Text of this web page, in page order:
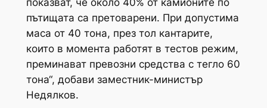
пътищата са претоварени. При допустима
маса от 40 тона, през тол кантарите,
които в момента работят в тестов режим,
преминават превозни средства с тегло 60
тона“, добави заместник-министър
Недялков.